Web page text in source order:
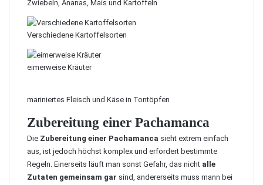
Zwiebeln, Ananas, Mais und Kartoffeln
Verschiedene Kartoffelsorten
eimerweise Kräuter
mariniertes Fleisch und Käse in Tontöpfen
Zubereitung einer Pachamanca
Die Zubereitung einer Pachamanca sieht extrem einfach
aus, ist jedoch höchst komplex und erfordert bestimmte
Regeln. Einerseits läuft man sonst Gefahr, das nicht alle
Zutaten gemeinsam gar sind, andererseits muss mann bei